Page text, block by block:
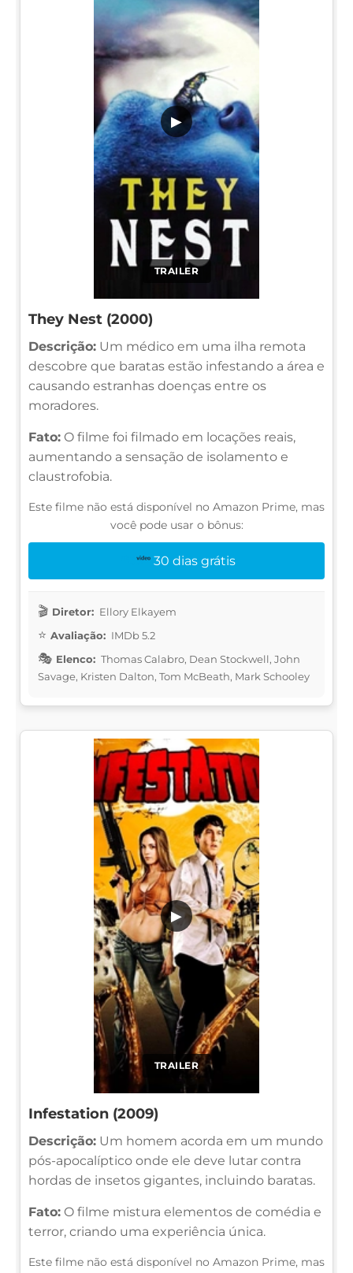
TRAILER
▶
They Nest (2000)
Descrição: Um médico em uma ilha remota
descobre que baratas estão infestando a área e
causando estranhas doenças entre os
moradores.
Fato: O filme foi filmado em locações reais,
aumentando a sensação de isolamento e
claustrofobia.
Este filme não está disponível no Amazon Prime, mas
você pode usar o bônus:
30 dias grátis
Diretor: Ellory Elkayem
Avaliação: IMDb 5.2
Elenco: Thomas Calabro, Dean Stockwell, John
Savage, Kristen Dalton, Tom McBeath, Mark Schooley
TRAILER
▶
Infestation (2009)
Descrição: Um homem acorda em um mundo
pós-apocalíptico onde ele deve lutar contra
hordas de insetos gigantes, incluindo baratas.
Fato: O filme mistura elementos de comédia e
terror, criando uma experiência única.
Este filme não está disponível no Amazon Prime, mas